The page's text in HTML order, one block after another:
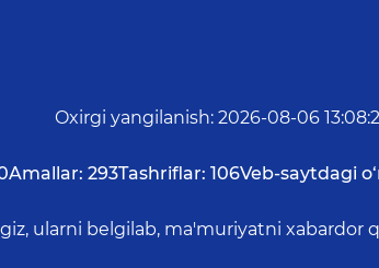
Oxirgi yangilanish: 2026-08-06
Amallar: 293Tashriflar: 106Veb-saytdagi
ularni belgilab, ma'muriyatni